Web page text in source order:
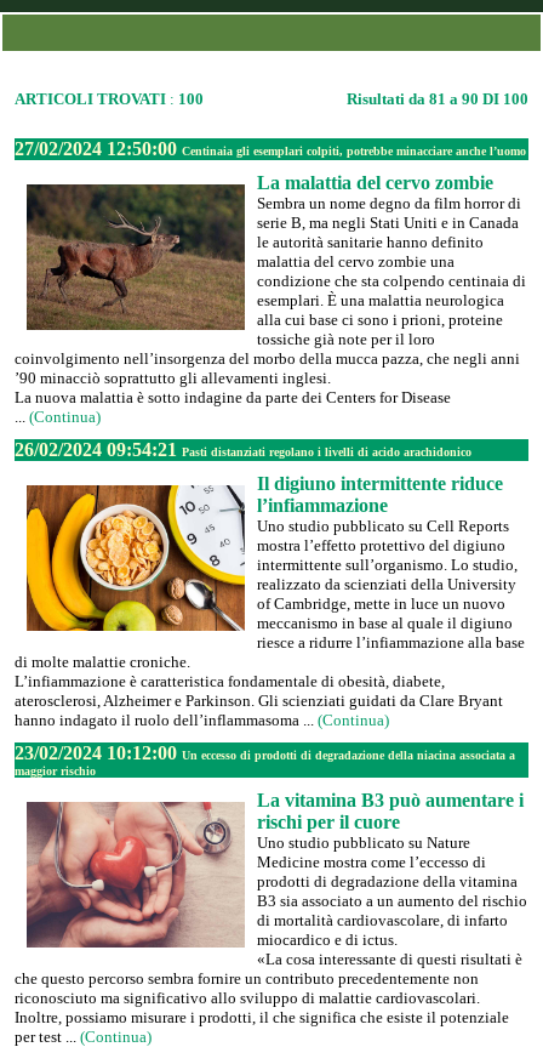
ARTICOLI TROVATI : 100 Risultati da 81 a 90 DI 100
27/02/2024 12:50:00 Centinaia gli esemplari colpiti, potrebbe minacciare anche l’uomo
La malattia del cervo zombie
Sembra un nome degno da film horror di
serie B, ma negli Stati Uniti e in Canada
le autorità sanitarie hanno definito
malattia del cervo zombie una
condizione che sta colpendo centinaia di
esemplari. È una malattia neurologica
alla cui base ci sono i prioni, proteine
tossiche già note per il loro
coinvolgimento nell’insorgenza del morbo della mucca pazza, che negli anni
’90 minacciò soprattutto gli allevamenti inglesi.
La nuova malattia è sotto indagine da parte dei Centers for Disease
... (Continua)
26/02/2024 09:54:21 Pasti distanziati regolano i livelli di acido arachidonico
Il digiuno intermittente riduce
l’infiammazione
Uno studio pubblicato su Cell Reports
mostra l’effetto protettivo del digiuno
intermittente sull’organismo. Lo studio,
realizzato da scienziati della University
of Cambridge, mette in luce un nuovo
meccanismo in base al quale il digiuno
riesce a ridurre l’infiammazione alla base
di molte malattie croniche.
L’infiammazione è caratteristica fondamentale di obesità, diabete,
aterosclerosi, Alzheimer e Parkinson. Gli scienziati guidati da Clare Bryant
hanno indagato il ruolo dell’inflammasoma ... (Continua)
23/02/2024 10:12:00 Un eccesso di prodotti di degradazione della niacina associata a
maggior rischio
La vitamina B3 può aumentare i
rischi per il cuore
Uno studio pubblicato su Nature
Medicine mostra come l’eccesso di
prodotti di degradazione della vitamina
B3 sia associato a un aumento del rischio
di mortalità cardiovascolare, di infarto
miocardico e di ictus.
«La cosa interessante di questi risultati è
che questo percorso sembra fornire un contributo precedentemente non
riconosciuto ma significativo allo sviluppo di malattie cardiovascolari.
Inoltre, possiamo misurare i prodotti, il che significa che esiste il potenziale
per test ... (Continua)